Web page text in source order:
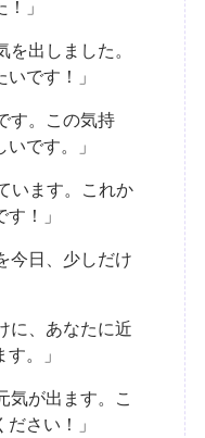
」
を出しました。
です！」
す。この気持
です。」
います。これか
！」
今日、少しだけ
に、あなたに近
。」
気が出ます。こ
さい！」